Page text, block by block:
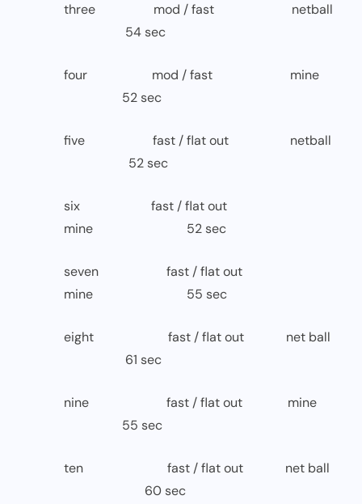
three mod / fast netball
54 sec
four mod / fast mine
52 sec
five fast / flat out netball
52 sec
six fast / flat out
mine 52 sec
seven fast / flat out
mine 55 sec
eight fast / flat out net ball
61 sec
nine fast / flat out mine
55 sec
ten fast / flat out net ball
60 sec